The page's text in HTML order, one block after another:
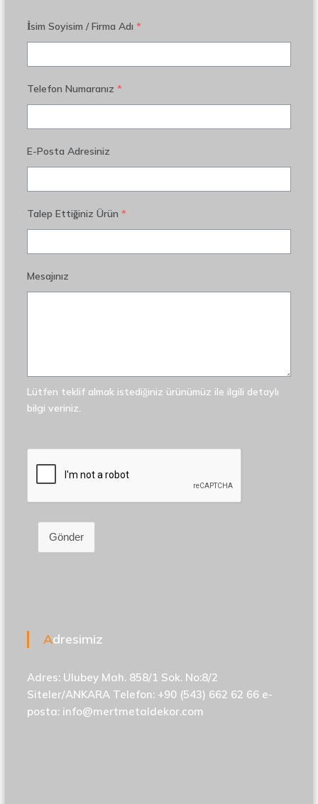
İsim Soyisim / Firma Adı *
Telefon Numaranız *
E-Posta Adresiniz
Talep Ettiğiniz Ürün *
Mesajınız
Lütfen teklif almak istediğiniz ürünümüz ile ilgili detaylı
bilgi veriniz.
Gönder
Adresimiz
Adres: Ulubey Mah. 858/1 Sok. No:8/2
Siteler/ANKARA Telefon: +90 (543) 662 62 66 e-
posta: info@mertmetaldekor.com